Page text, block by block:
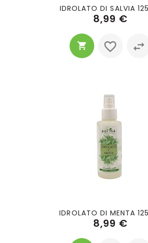
IDROLATO DI SALVIA
8,99 €
IDROLATO DI MENTA
8,99 €